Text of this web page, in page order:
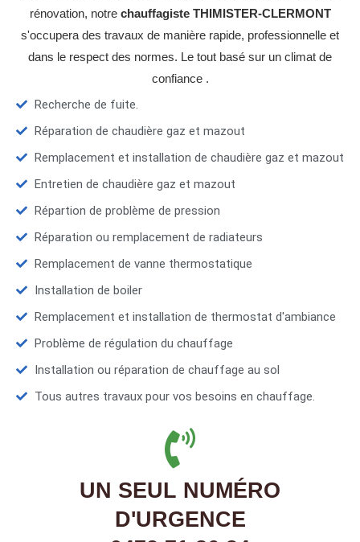
rénovation, notre chauffagiste THIMISTER-CLERMONT
s'occupera des travaux de manière rapide, professionnelle et
dans le respect des normes. Le tout basé sur un climat de
confiance .
Recherche de fuite.
Réparation de chaudière gaz et mazout
Remplacement et installation de chaudière gaz et mazout
Entretien de chaudière gaz et mazout
Répartion de problème de pression
Réparation ou remplacement de radiateurs
Remplacement de vanne thermostatique
Installation de boiler
Remplacement et installation de thermostat d'ambiance
Problème de régulation du chauffage
Installation ou réparation de chauffage au sol
Tous autres travaux pour vos besoins en chauffage.
UN SEUL NUMÉRO
D'URGENCE